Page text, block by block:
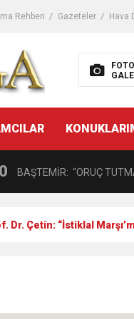
Rehberi Gazeteler Hava
FOTO
Gaziantep FK o yıldızı
GÖĞÜS HASTALIKLARI
BAŞTEMİR: “ORUÇ
Dr. Çetin: “İstiklal